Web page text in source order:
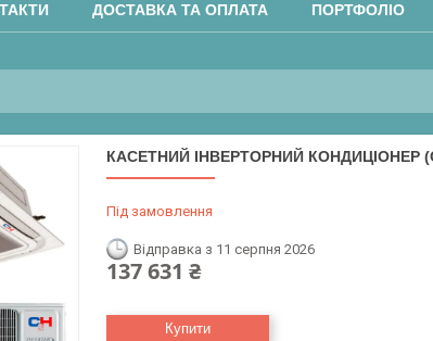
ДОСТАВКА ТА ОПЛАТА ПОРТФОЛІО
КАСЕТНИЙ ІНВЕРТОРНИЙ КОНДИЦІОНЕР
Під замовлення
Відправка з 11 серпня 2026
137 631 ₴
Купити